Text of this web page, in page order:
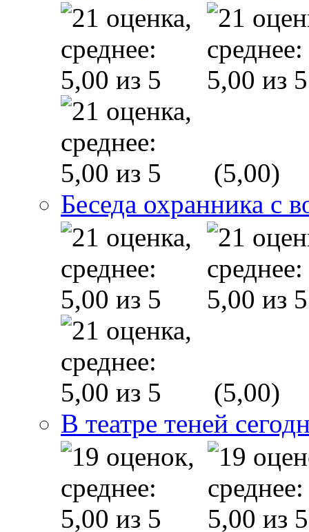
(5,00)
Беседа охранника с
(5,00)
В театре теней